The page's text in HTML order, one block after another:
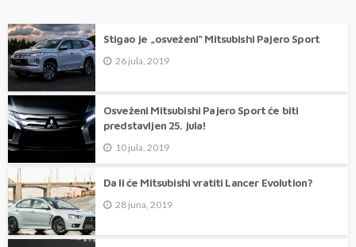
Stigao je „osveženi“ Mitsubishi Pajero Sport
26 jula, 2019
Osveženi Mitsubishi Pajero Sport će biti
predstavljen 25. jula!
10 jula, 2019
Da li će Mitsubishi vratiti Lancer Evolution?
28 juna, 2019